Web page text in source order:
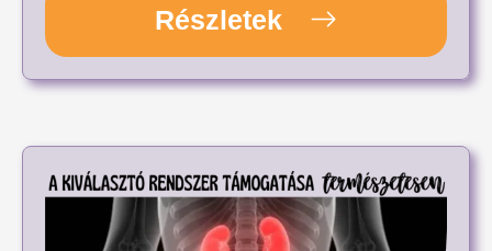
Részletek